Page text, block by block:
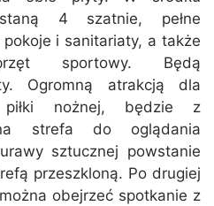
4 szatnie, pełne
i sanitariaty, a także
sportowy. Będą
Ogromną atrakcją dla
piłki nożnej, będzie z
strefa do oglądania
sztucznej powstanie
przeszkloną. Po drugiej
obejrzeć spotkanie z